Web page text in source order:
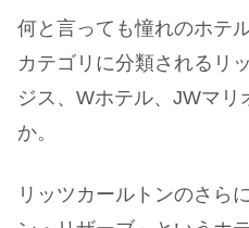
何と言っても憧れのホテ
カテゴリに分類されるリ
ジス、Wホテル、JWマリ
か。
リッツカールトンのさら